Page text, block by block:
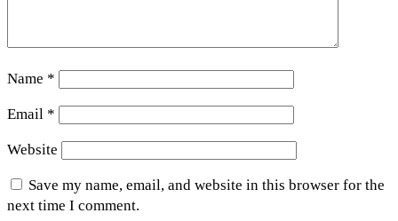
Name *
Email *
Website
Save my name, email, and website in this browser for the
next time I comment.